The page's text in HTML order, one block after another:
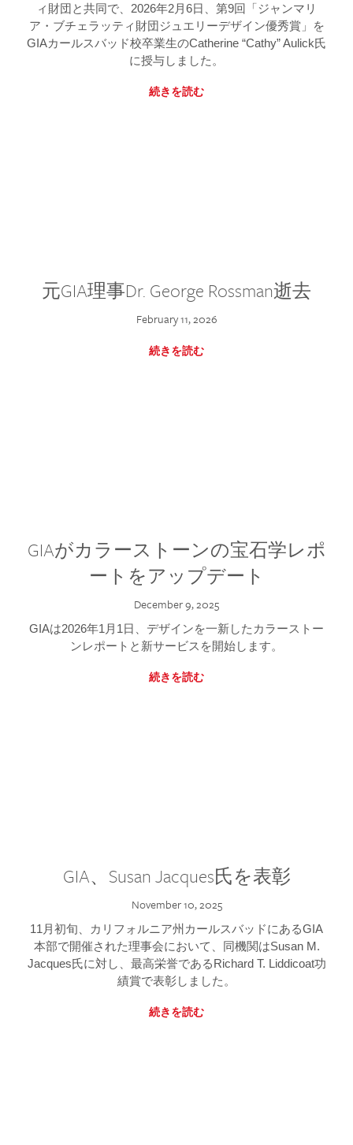
ィ財団と共同で、2026年2月6日、第9回「ジャンマリ
ア・ブチェラッティ財団ジュエリーデザイン優秀賞」を
GIAカールスバッド校卒業生のCatherine “Cathy” Aulick氏
に授与しました。
続きを読む
元GIA理事Dr. George Rossman逝去
February 11, 2026
続きを読む
GIAがカラーストーンの宝石学レポ
ートをアップデート
December 9, 2025
GIAは2026年1月1日、デザインを一新したカラーストー
ンレポートと新サービスを開始します。
続きを読む
GIA、Susan Jacques氏を表彰
November 10, 2025
11月初旬、カリフォルニア州カールスバッドにあるGIA
本部で開催された理事会において、同機関はSusan M.
Jacques氏に対し、最高栄誉であるRichard T. Liddicoat功
績賞で表彰しました。
続きを読む